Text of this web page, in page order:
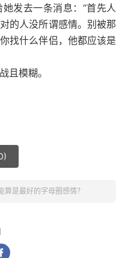
她发去一条消息：“首先人
的人没所谓感情。别被那
找什么伴侣，他都应该是
且模糊。
)
算是最好的字母圈感情？